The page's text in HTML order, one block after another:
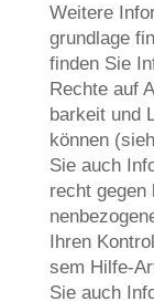
Wei­te­re
grund­la­ge
fin­den Sie
Rech­te auf
bar­keit und
kön­nen
Sie auch
recht
Ihren
sem Hil­fe-
Sie auch